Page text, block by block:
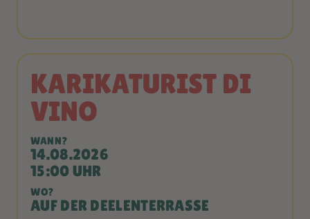
KARIKATURIST DI
VINO
WANN?
14.08.2026
15:00 UHR
WO?
AUF DER DEELENTERRASSE